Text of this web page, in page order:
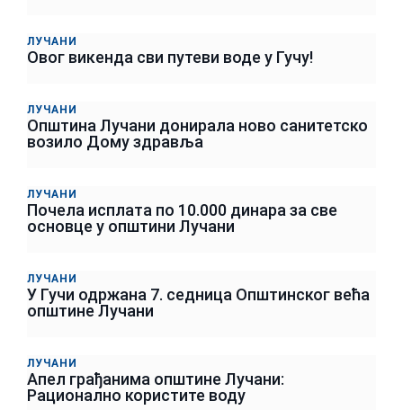
ЛУЧАНИ
Овог викенда сви путеви воде у Гучу!
ЛУЧАНИ
Општина Лучани донирала ново санитетско
возило Дому здравља
ЛУЧАНИ
Почела исплата по 10.000 динара за све
основце у општини Лучани
ЛУЧАНИ
У Гучи одржана 7. седница Општинског већа
општине Лучани
ЛУЧАНИ
Апел грађанима општине Лучани:
Рационално користите воду